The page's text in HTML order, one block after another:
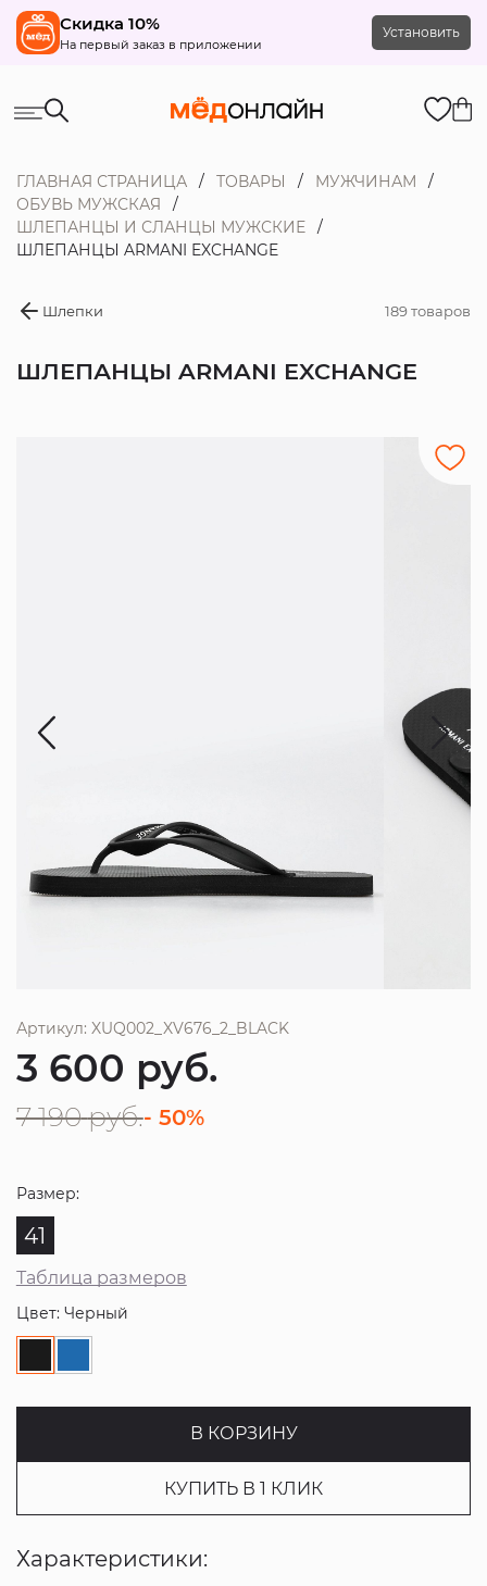
Скидка 10%
На первый заказ в приложении
Установить
ГЛАВНАЯ СТРАНИЦА ТОВАРЫ
МУЖЧИНАМ
ОБУВЬ МУЖСКАЯ
ШЛЕПАНЦЫ И СЛАНЦЫ МУЖСКИЕ
ШЛЕПАНЦЫ ARMANI EXCHANGE
Шлепки 189 товаров
ШЛЕПАНЦЫ ARMANI EXCHANGE
Артикул: XUQ002_XV676_2_BLACK
3 600 руб.
7 190 руб.- 50%
Размер:
41
Таблица размеров
Цвет: Черный
В КОРЗИНУ
КУПИТЬ В 1 КЛИК
Характеристики: